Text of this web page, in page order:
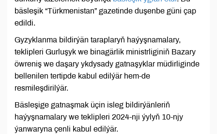
bäsleşik “Türkmenistan” gazetinde duşenbe güni çap
edildi.
Gyzyklanma bildirýän taraplaryň haýyşnamalary,
teklipleri Gurluşyk we binagärlik ministrliginiň Bazary
öwreniş we daşary ykdysady gatnaşyklar müdirliginde
bellenilen tertipde kabul edilýär hem-de
resmileşdirilýär.
Bäsleşige gatnaşmak üçin isleg bildirýänleriň
haýyşnamalary we teklipleri 2024-nji ýylyň 10-njy
ýanwaryna çenli kabul edilýär.